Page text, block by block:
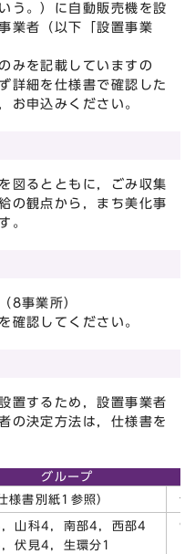
う。）に自動販売機を設
業者（以下「設置事業
みを記載していますの
詳細を仕様書で確認した
お申込みください。
図るとともに，ごみ収集
の観点から，まち美化事
。
8事業所）
認してください。
置するため，設置事業者
の決定方法は，仕様書を
グループ
様書別紙1参照）
台
，山科4，南部4，西部4
伏見4，生環分1
9